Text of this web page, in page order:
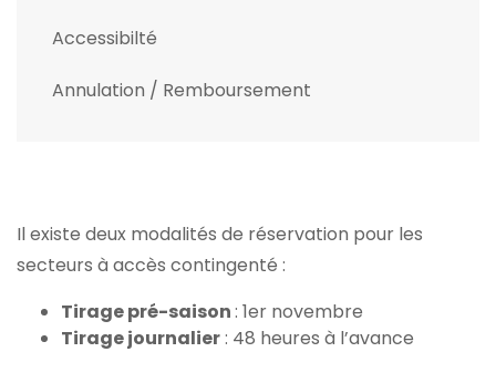
Accessibilté
Annulation / Remboursement
Il existe deux modalités de réservation pour les
secteurs à accès contingenté :
Tirage pré-saison: 1er novembre
Tirage journalier: 48 heures à l’avance